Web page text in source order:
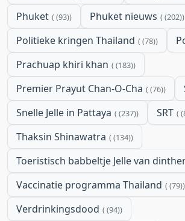
Phuket (93) Phuket nieuws (202)
Politieke kringen Thailand (78)
Prachuap khiri khan (183)
Premier Prayut Chan-O-Cha (76)
Snelle Jelle in Pattaya (237) SRT
Thaksin Shinawatra (134)
Toeristisch babbeltje Jelle van
Vaccinatie programma Thailand (79)
Verdrinkingsdood (94)